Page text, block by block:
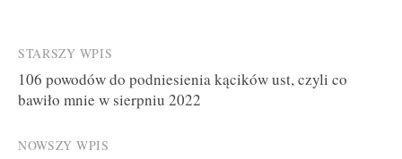
Post
navigation
STARSZY WPIS
106 powodów do podniesienia kącików ust, czyli co
bawiło mnie w sierpniu 2022
NOWSZY WPIS